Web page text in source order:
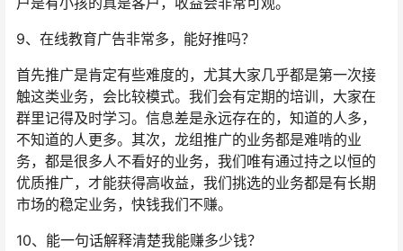
9、在线教育广告非常多，能好推吗？
首先推广是肯定有些难度的，尤其大家几乎都是第一次接
触这类业务，会比较模式。我们会有定期的培训，大家在
群里记得及时学习。信息差是永远存在的，知道的人多，
不知道的人更多。其次，龙组推广的业务都是难啃的业
务，都是很多人不看好的业务，我们唯有通过持之以恒的
优质推广，才能获得高收益，我们挑选的业务都是有长期
市场的稳定业务，快钱我们不赚。
10、能一句话解释清楚我能赚多少钱？